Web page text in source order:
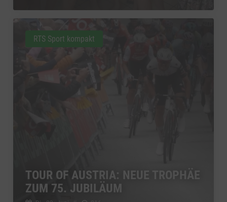
TOUR OF AUSTRIA: NEUE TROPHÄE
ZUM 75. JUBILÄUM
RTS Sport kompakt